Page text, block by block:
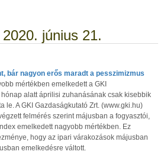
június 21.
bár nagyon erős maradt a pesszimizmus
mértékben emelkedett a GKI
alatt áprilisi zuhanásának csak kisebbik
le. A GKI Gazdaságkutató Zrt. (www.gki.hu)
felmérés szerint májusban a fogyasztói,
emelkedett nagyobb mértékben. Ez
hogy az ipari várakozások májusban
emelkedésre váltott.